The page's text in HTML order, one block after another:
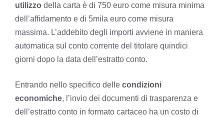
utilizzo della carta è di 750 euro come misura minima
dell’affidamento e di 5mila euro come misura
massima. L’addebito degli importi avviene in maniera
automatica sul conto corrente del titolare quindici
giorni dopo la data dell’estratto conto.
Entrando nello specifico delle condizioni
economiche, l’invio dei documenti di trasparenza e
dell’estratto conto in formato cartaceo ha un costo di